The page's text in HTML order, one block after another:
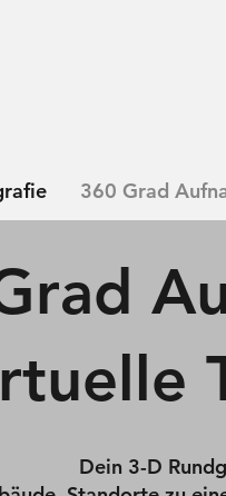
360 Grad
Dein 3-D